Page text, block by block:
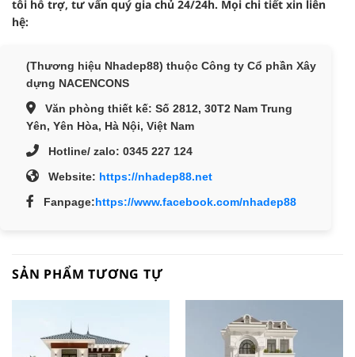
tôi hỗ trợ, tư vấn quý gia chủ 24/24h. Mọi chi tiết xin liên
hệ:
(Thương hiệu Nhadep88) thuộcCông ty Cổ phần Xây
dựng NACENCONS
Văn phòng thiết kế: Số 2812, 30T2 Nam Trung
Yên, Yên Hòa, Hà Nội, Việt Nam
Hotline/ zalo: 0345 227 124
Website: https://nhadep88.net
Fanpage:https://www.facebook.com/nhadep88
SẢN PHẨM TƯƠNG TỰ